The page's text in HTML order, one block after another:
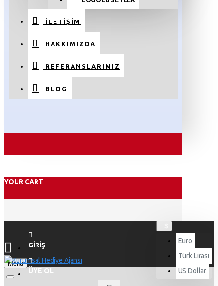
İLETIŞIM
HAKKIMIZDA
REFERANSLARIMIZ
BLOG
YOUR CART
GIRIŞ
ÜYE OL
Euro
Türk Lirası
US Dollar
Menu